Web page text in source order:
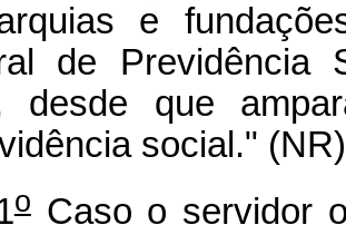
e
de Previdência
desde que
social." (NR)
oCaso o servidor